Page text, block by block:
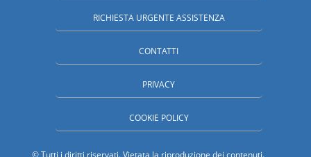
RICHIESTA URGENTE ASSISTENZA
CONTATTI
PRIVACY
COOKIE POLICY
© Tutti i diritti riservati. Vietata la riproduzione dei contenuti.